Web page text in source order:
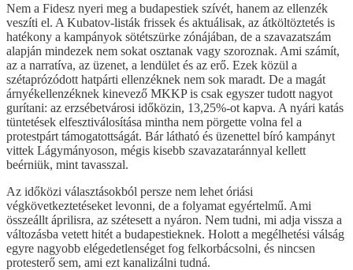
Nem a Fidesz nyeri meg a budapestiek szívét, hanem az ellenzék
veszíti el. A Kubatov-listák frissek és aktuálisak, az átköltöztetés is
hatékony a kampányok sötétszürke zónájában, de a szavazatszám
alapján mindezek nem sokat osztanak vagy szoroznak. Ami számít,
az a narratíva, az üzenet, a lendület és az erő. Ezek közül a
szétaprózódott hatpárti ellenzéknek nem sok maradt. De a magát
árnyékellenzéknek kinevező MKKP is csak egyszer tudott nagyot
gurítani: az erzsébetvárosi időközin, 13,25%-ot kapva. A nyári katás
tüntetések elfesztiválosítása mintha nem pörgette volna fel a
protestpárt támogatottságát. Bár látható és üzenettel bíró kampányt
vittek Lágymányoson, mégis kisebb szavazataránnyal kellett
beérniük, mint tavasszal.
Az időközi választásokból persze nem lehet óriási
végkövetkeztetéseket levonni, de a folyamat egyértelmű. Ami
összeállt áprilisra, az szétesett a nyáron. Nem tudni, mi adja vissza a
változásba vetett hitét a budapestieknek. Holott a megélhetési válság
egyre nagyobb elégedetlenséget fog felkorbácsolni, és nincsen
protesterő sem, ami ezt kanalizálni tudná.